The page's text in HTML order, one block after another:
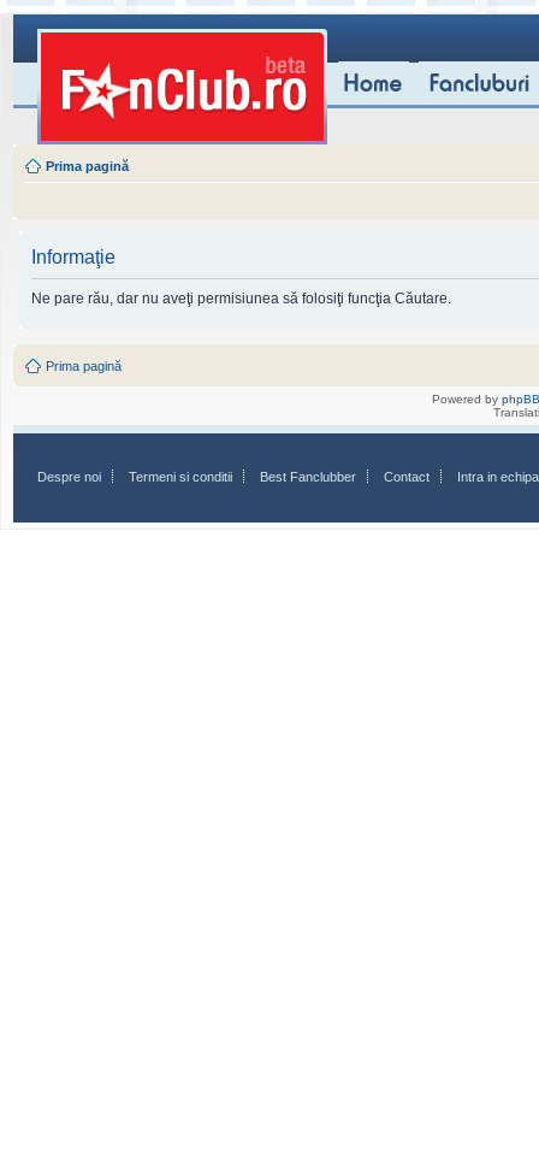
Prima pagină
Informaţie
Ne pare rău, dar nu aveţi permisiunea să folosiţi funcţia Căutare.
Prima pagină
Powered by phpBB
Despre noi Termeni si conditii Best Fanclubber Contact Intra in